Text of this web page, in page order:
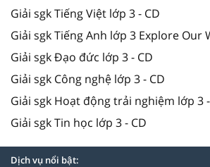
Giải sgk Tiếng Việt lớp 3 - CD
Giải sgk Tiếng Anh lớp 3 Explore Our
Giải sgk Đạo đức lớp 3 - CD
Giải sgk Công nghệ lớp 3 - CD
Giải sgk Hoạt động trải nghiệm lớp 3
Giải sgk Tin học lớp 3 - CD
Dịch vụ nổi bật: